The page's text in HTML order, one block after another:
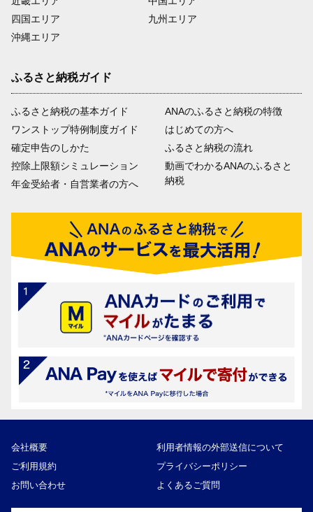
四国エリア
沖縄エリア
九州エリア
ふるさと納税ガイド
ふるさと納税の基本ガイド
ワンストップ特例制度ガイド
確定申告のしかた
控除上限額シミュレーション
年金受給者・自営業者の方へ
ANAのふるさと納税の特徴
はじめての方へ
ふるさと納税の流れ
動画でわかるANAのふるさと
納税
会社概要
利用者情報の外部送信について
ご利用規約
プライバシーポリシー
お問い合わせ
よくあるご質問